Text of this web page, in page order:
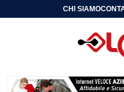
CHI SIAMO